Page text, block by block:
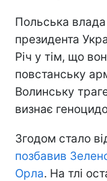
Польська
президента
Річ у тім, що
повстанську
Волинську
визнає
Згодом стало
позбавив
Орла. На тлі